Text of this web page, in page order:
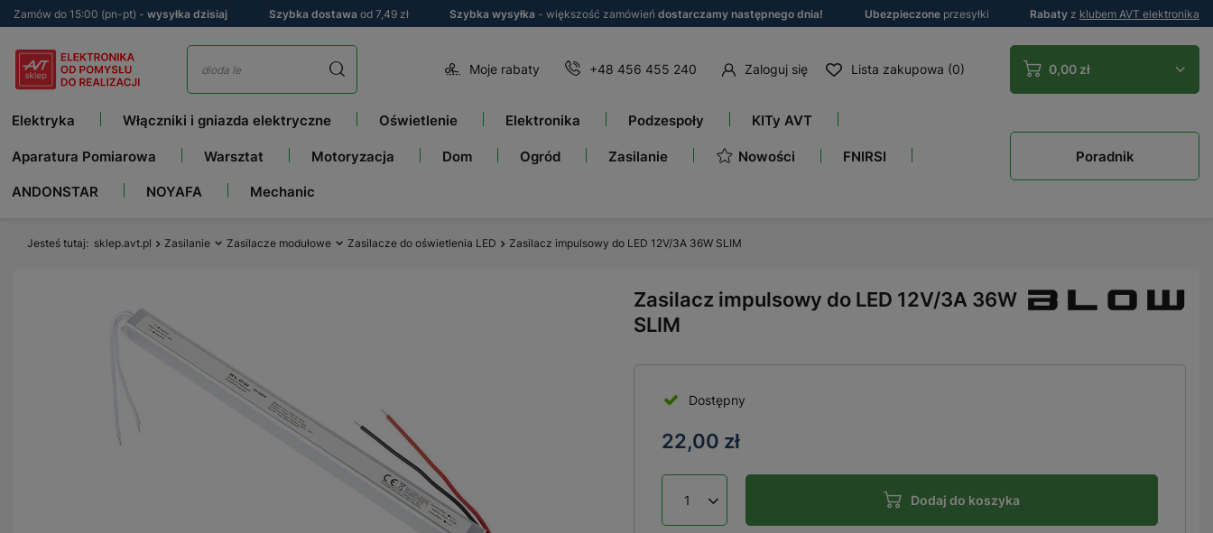
Zamów do 15:00 (pn-pt) - wysyłka dzisiaj Szybka dostawa od 7,49 zł Szybka wysyłka - większość zamówień dostarczamy następnego dnia! Ubezpieczone przesyłki Rabaty z klubem AVT elektronika
Moje rabaty +48 456 455 240 Zaloguj się Lista zakupowa (0) 0,00 zł
Elektryka Włączniki i gniazda elektryczne Oświetlenie Elektronika Podzespoły KITy AVT
Aparatura Pomiarowa Warsztat Motoryzacja Dom Ogród Zasilanie Nowości FNIRSI
ANDONSTAR NOYAFA Mechanic
Poradnik
Jesteś tutaj sklep.avt.pl Zasilanie Zasilacze modułowe Zasilacze do oświetlenia LED Zasilacz impulsowy do LED 12V/3A 36W SLIM
Zasilacz impulsowy do LED 12V/3A 36W
SLIM
Dostępny
22,00 zł
Dodaj do koszyka